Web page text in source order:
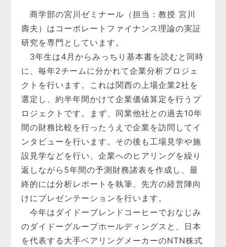
商学部の宮川ゼミナール（担当：教授 宮川
壽夫）はコーポレートファイナンス理論の実証
研究を専門としています。
3年生は4月からみっちり基本書を読むと同時
に、毎年2チームに分かれて企業分析プロジェ
クトを行います。これは関西の上場企業2社を
選定し、約半年間かけて企業価値算定を行うプ
ロジェクトです。まず、同業他社との過去10年
間の財務比較を行ったうえで企業を訪問してイ
ンタビューを行います。その後も工場見学や施
設見学などを行い、企業へのヒアリングを繰り
返しながら5年間の予測財務諸表を作成し、最
終的には分析レポートを執筆、先方の経営陣向
けにプレゼンテーションを行います。
今年はダイドーブレンドコーヒーでおなじみ
のダイドーグループホールディングスと、日本
を代表する大手ベアリングメーカーのNTN株式